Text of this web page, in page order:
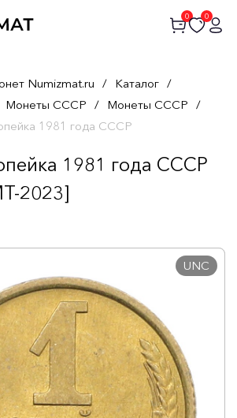
0 0
Numizmat.ru / Каталог /
Монеты СССР / Монеты СССР /
1981 года СССР
1981 года СССР
2023]
UNC